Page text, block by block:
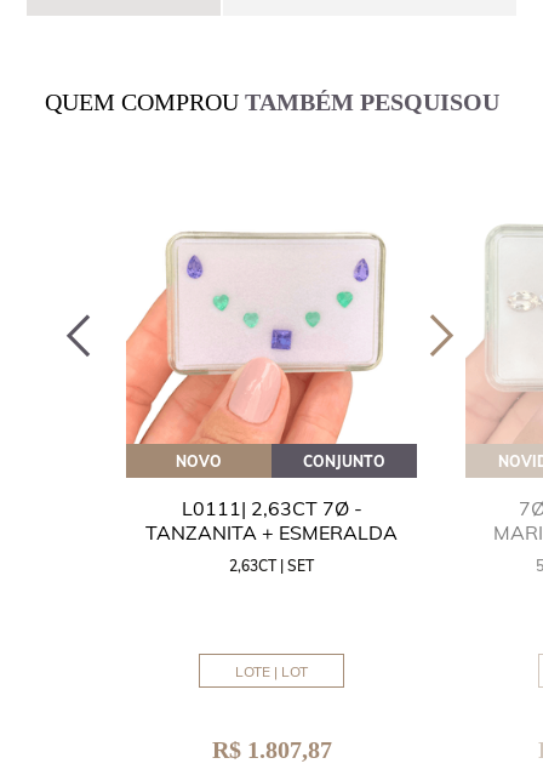
QUEM COMPROU TAMBÉM PESQUISOU
NOVO CONJUNTO
L0111| 2,63CT 7Ø -
TANZANITA + ESMERALDA
2,63CT | SET
LOTE | LOT
R$ 1.807,87